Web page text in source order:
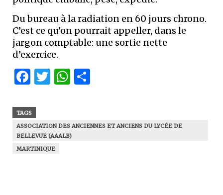
Du bureau à la radiation en 60 jours chrono.
C’est ce qu’on pourrait appeller, dans le
jargon comptable: une sortie nette
d’exercice.
Facebook
Twitter
WhatsApp
TAGS
ASSOCIATION DES ANCIENNES ET ANCIENS DU LYCÉE DE
BELLEVUE (AAALB)
MARTINIQUE